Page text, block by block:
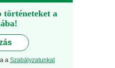
történeteket a
a Szabályzatunkat